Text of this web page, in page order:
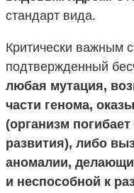
стандарт вида.
Критически важным
подтвержденный
любая мутация,
части генома,
(организм
развития), либо
аномалии,
и неспособной к